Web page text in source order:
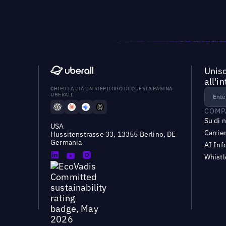
CHIEDI A L'IA UN RIEPILOGO DI QUESTA PAGINA
UBERALL
USA
Hussitenstrasse 33, 13355 Berlino, DE
Germania
Su di
AI